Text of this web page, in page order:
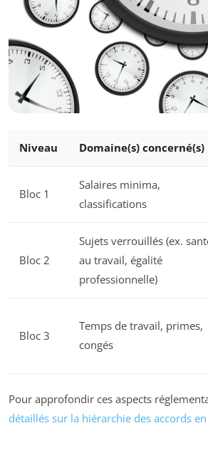
Niveau Domaine(s) concerné(s)
Bloc 1
Salaires minima,
classifications
Bloc 2
Sujets verrouillés (ex.
au travail, égalité
professionnelle)
Bloc 3
Temps de travail, primes,
congés
Pour approfondir ces aspects
détaillés sur la hiérarchie des accords